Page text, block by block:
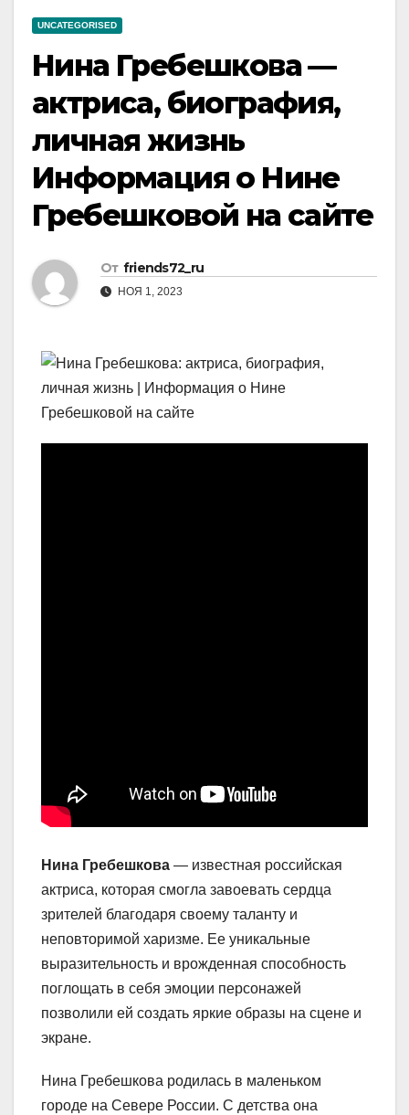
UNCATEGORISED
Нина Гребешкова —
актриса, биография,
личная жизнь
Информация о Нине
Гребешковой на сайте
От friends72_ru
НОЯ 1, 2023
Нина Гребешкова — известная российская
актриса, которая смогла завоевать сердца
зрителей благодаря своему таланту и
неповторимой харизме. Ее уникальные
выразительность и врожденная способность
поглощать в себя эмоции персонажей
позволили ей создать яркие образы на сцене и
экране.
Нина Гребешкова родилась в маленьком
городе на Севере России. С детства она